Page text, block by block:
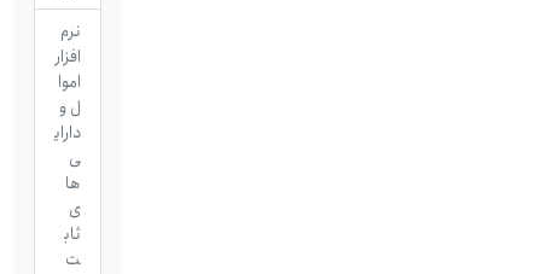
نرم
افزار
اموا
ل و
دارای
ی
ها
ی
ثاب
ت